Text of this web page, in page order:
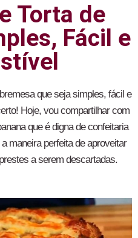
Torta de
Fácil e
que seja simples, fácil e
Hoje, vou compartilhar com
que é digna de confeitaria
maneira perfeita de aproveitar
a serem descartadas.